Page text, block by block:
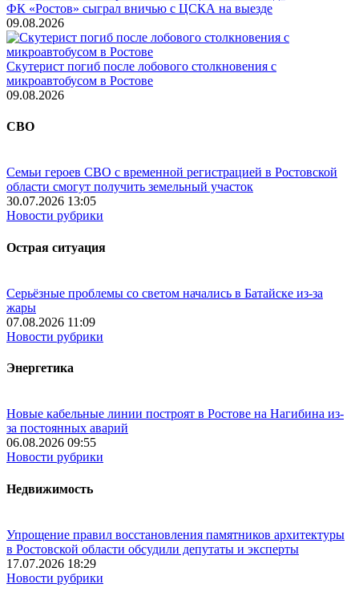
ФК «Ростов» сыграл вничью с ЦСКА на выезде
09.08.2026
Скутерист погиб после лобового столкновения с
микроавтобусом в Ростове
09.08.2026
СВО
Семьи героев СВО с временной регистрацией в Ростовской
области смогут получить земельный участок
30.07.2026 13:05
Новости рубрики
Острая ситуация
Серьёзные проблемы со светом начались в Батайске из-за
жары
07.08.2026 11:09
Новости рубрики
Энергетика
Новые кабельные линии построят в Ростове на Нагибина из-
за постоянных аварий
06.08.2026 09:55
Новости рубрики
Недвижимость
Упрощение правил восстановления памятников архитектуры
в Ростовской области обсудили депутаты и эксперты
17.07.2026 18:29
Новости рубрики